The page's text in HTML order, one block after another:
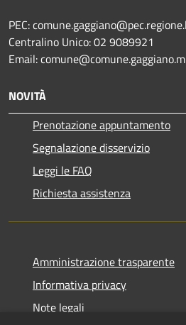
PEC:
Centralino Unico: 02 9089921
Email:
NOVITÀ
Prenotazione appuntamento
Segnalazione disservizio
Leggi le FAQ
Richiesta assistenza
Amministrazione trasparente
Informativa privacy
Note legali